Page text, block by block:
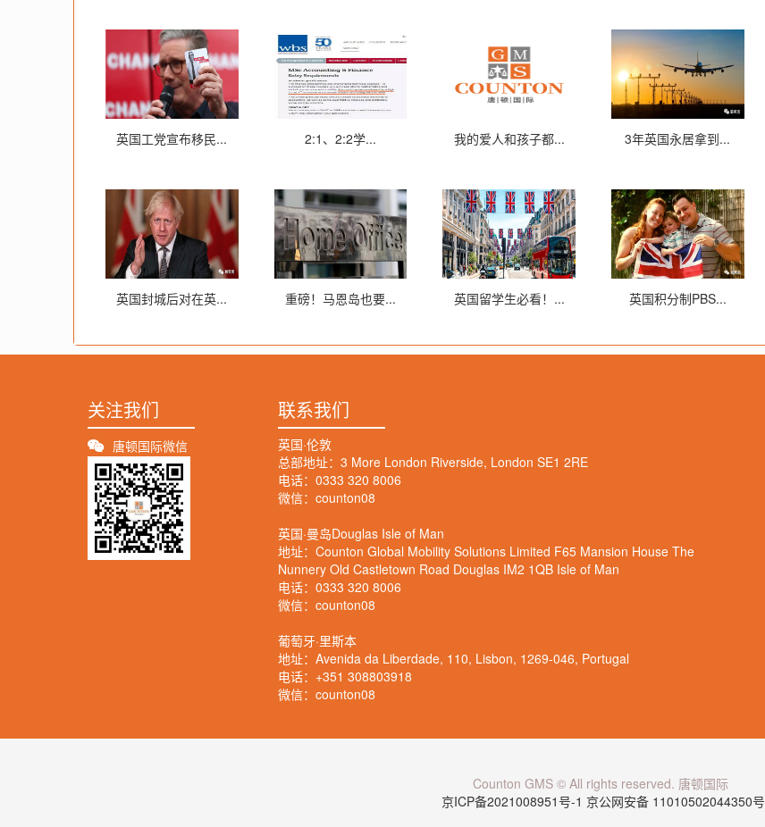
英国工党宣布移民... 2:1、2:2学... 我的爱人和孩子都... 3年英国永居拿到...
英国封城后对在英... 重磅！马恩岛也要... 英国留学生必看！... 英国积分制PBS...
关注我们
唐顿国际微信
联系我们
英国·伦敦
总部地址：3 More London Riverside, London SE1 2RE
电话：0333 320 8006
微信：counton08
英国·曼岛Douglas Isle of Man
地址：Counton Global Mobility Solutions Limited F65 Mansion House The
Nunnery Old Castletown Road Douglas IM2 1QB Isle of Man
电话：0333 320 8006
微信：counton08
葡萄牙·里斯本
地址：Avenida da Liberdade, 110, Lisbon, 1269-046, Portugal
电话：+351 308803918
微信：counton08
Counton GMS © All rights reserved. 唐顿国际
京ICP备2021008951号-1 京公网安备 11010502044350号